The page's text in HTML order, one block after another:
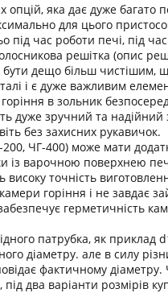
яка дає дуже багато
для цього
час роботи печі, під
решітка (опис
дещо більш чистішим,
і є дуже важливим
в зольник
дуже зручний та
без захисних рукавичок.
ЧГ-400) може мати
із варочною поверхнею
точність
горіння і не завдає
герметичність
патрубка, як приклад
діаметру. але в силу
фактичному
два варіанти розмірів